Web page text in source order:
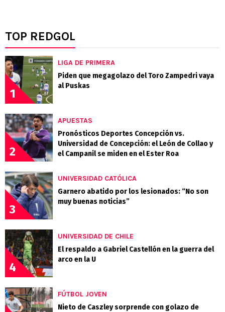
TOP REDGOL
1
LIGA DE PRIMERA
Piden que megagolazo del Toro Zampedri vaya
al Puskas
2
APUESTAS
Pronósticos Deportes Concepción vs.
Universidad de Concepción: el León de Collao y
el Campanil se miden en el Ester Roa
3
UNIVERSIDAD CATÓLICA
Garnero abatido por los lesionados: “No son
muy buenas noticias”
4
UNIVERSIDAD DE CHILE
El respaldo a Gabriel Castellón en la guerra del
arco en la U
FÚTBOL JOVEN
Nieto de Caszley sorprende con golazo de